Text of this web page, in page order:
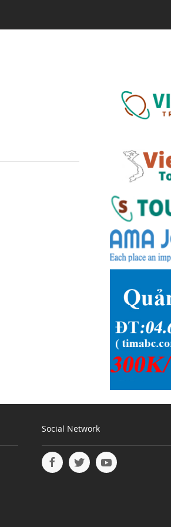
Social Network